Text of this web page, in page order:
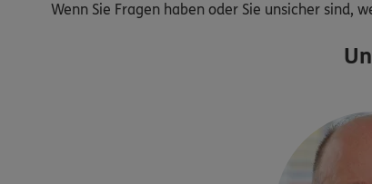
Wenn Sie Fragen haben oder Sie unsicher sind,